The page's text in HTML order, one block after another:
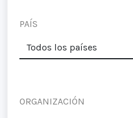
PAÍS
ORGANIZACIÓN